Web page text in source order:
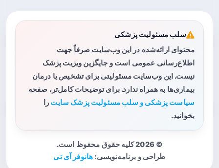
سلب مسئولیت پزشکی
محتوای ارائه‌شده در این وب‌سایت صرفاً جهت
اطلاع‌رسانی عمومی است و جایگزین ویزیت پزشک
نیست. این وب‌سایت مسئولیتی برای تشخیص یا درمان
بیماری‌ها به همراه ندارد. برای توضیحات کامل‌تر، صفحه
سیاست پزشکی و سلب مسئولیت پزشک سایت را
بخوانید.
© 2026 کلیه حقوق محفوظ است.
طراحی و برنامه‌نویسی: هانوفر آی تی